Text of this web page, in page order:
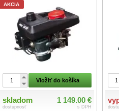
AKCIA
Vložiť do košíka
skladom
dostupnosť
1 149.00 €
s DPH